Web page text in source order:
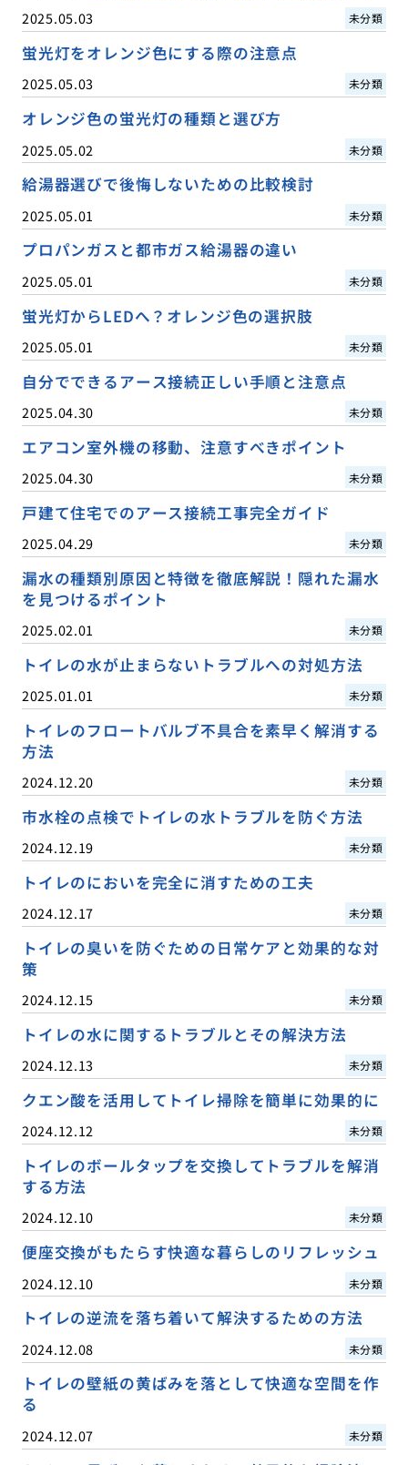
2025.05.03 未分類
蛍光灯をオレンジ色にする際の注意点
2025.05.03 未分類
オレンジ色の蛍光灯の種類と選び方
2025.05.02 未分類
給湯器選びで後悔しないための比較検討
2025.05.01 未分類
プロパンガスと都市ガス給湯器の違い
2025.05.01 未分類
蛍光灯からLEDへ？オレンジ色の選択肢
2025.05.01 未分類
自分でできるアース接続正しい手順と注意点
2025.04.30 未分類
エアコン室外機の移動、注意すべきポイント
2025.04.30 未分類
戸建て住宅でのアース接続工事完全ガイド
2025.04.29 未分類
漏水の種類別原因と特徴を徹底解説！隠れた漏水
を見つけるポイント
2025.02.01 未分類
トイレの水が止まらないトラブルへの対処方法
2025.01.01 未分類
トイレのフロートバルブ不具合を素早く解消する
方法
2024.12.20 未分類
市水栓の点検でトイレの水トラブルを防ぐ方法
2024.12.19 未分類
トイレのにおいを完全に消すための工夫
2024.12.17 未分類
トイレの臭いを防ぐための日常ケアと効果的な対
策
2024.12.15 未分類
トイレの水に関するトラブルとその解決方法
2024.12.13 未分類
クエン酸を活用してトイレ掃除を簡単に効果的に
2024.12.12 未分類
トイレのボールタップを交換してトラブルを解消
する方法
2024.12.10 未分類
便座交換がもたらす快適な暮らしのリフレッシュ
2024.12.10 未分類
トイレの逆流を落ち着いて解決するための方法
2024.12.08 未分類
トイレの壁紙の黄ばみを落として快適な空間を作
る
2024.12.07 未分類